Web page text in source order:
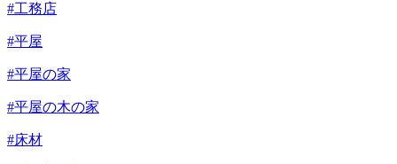
#工務店
#平屋
#平屋の家
#平屋の木の家
#床材